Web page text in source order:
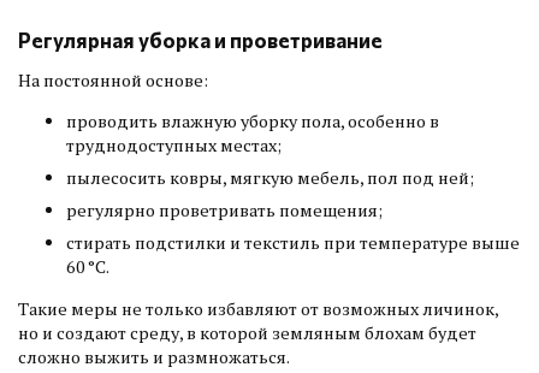
Регулярная уборка и проветривание
На постоянной основе:
проводить влажную уборку пола, особенно в
труднодоступных местах;
пылесосить ковры, мягкую мебель, пол под ней;
регулярно проветривать помещения;
стирать подстилки и текстиль при температуре выше
60 °C.
Такие меры не только избавляют от возможных личинок,
но и создают среду, в которой земляным блохам будет
сложно выжить и размножаться.